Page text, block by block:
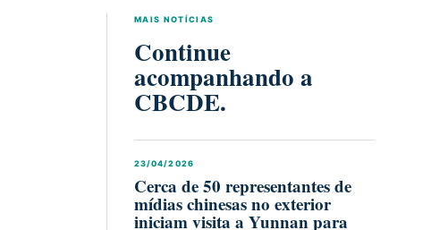
MAIS NOTÍCIAS
Continue
acompanhando a
CBCDE.
23/04/2026
Cerca de 50 representantes de
mídias chinesas no exterior
iniciam visita a Yunnan para